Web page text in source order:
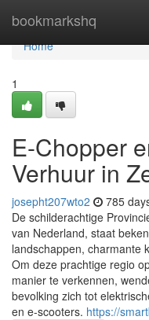
bookmarkshq
Home
Home
1
E-Chopper
Verhuur in
josepht207wto2 785
De schilderachtige
van Nederland, staat
landschappen, charmante
Om deze prachtige regio
manier te verkennen,
bevolking zich tot
en e-scooters. https://